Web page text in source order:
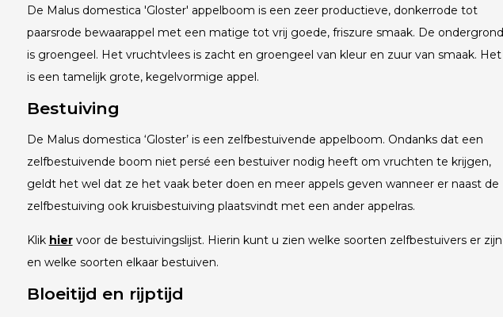
De Malus domestica 'Gloster' appelboom is een zeer productieve, donkerrode tot
paarsrode bewaarappel met een matige tot vrij goede, friszure smaak. De ondergrond
is groengeel. Het vruchtvlees is zacht en groengeel van kleur en zuur van smaak. Het
is een tamelijk grote, kegelvormige appel.
Bestuiving
De Malus domestica ‘Gloster’ is een zelfbestuivende appelboom. Ondanks dat een
zelfbestuivende boom niet persé een bestuiver nodig heeft om vruchten te krijgen,
geldt het wel dat ze het vaak beter doen en meer appels geven wanneer er naast de
zelfbestuiving ook kruisbestuiving plaatsvindt met een ander appelras.
Klik hiervoor de bestuivingslijst. Hierin kunt u zien welke soorten zelfbestuivers er zijn
en welke soorten elkaar bestuiven.
Bloeitijd en rijptijd